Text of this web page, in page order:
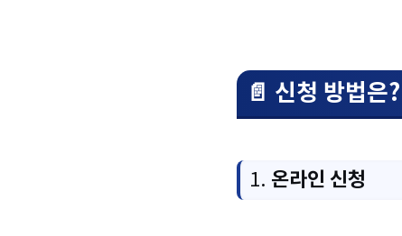
📄 신청 방법은?
1. 온라인 신청